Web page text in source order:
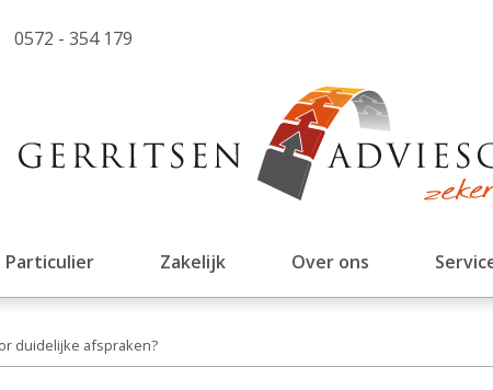
0572 - 354 179
Particulier Zakelijk Over ons
duidelijke afspraken?